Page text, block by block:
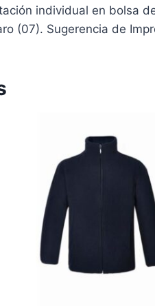
individual en bolsa
(07). Sugerencia de